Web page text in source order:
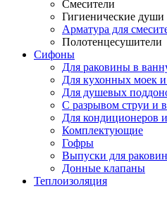
Смесители
Гигиенические души
Арматура для
Полотенцесушители
Сифоны
Для раковины в
Для кухонных моек
Для душевых
С разрывом струи и
Для кондиционеров
Комплектующие
Гофры
Выпуски для
Донные клапаны
Теплоизоляция